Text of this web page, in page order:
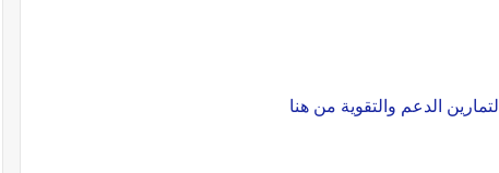
الدعم والتقوية من هنا